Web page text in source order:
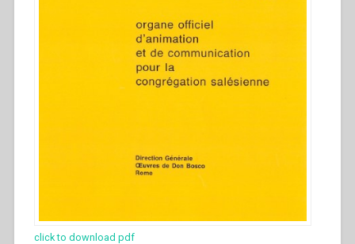
click to download pdf